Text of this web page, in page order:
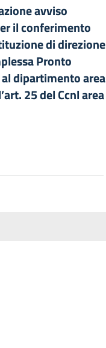
avviso
il conferimento
di direzione
Pronto
dipartimento area
25 del Ccnl area